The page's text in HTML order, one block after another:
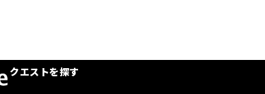
クエストを探す